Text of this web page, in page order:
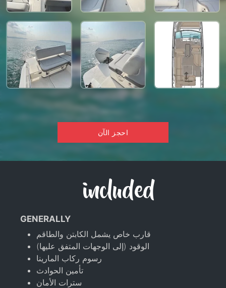
احجز الآن
included
GENERALLY
قارب خاص يشمل الكابتن والطاقم
الوقود (إلى الوجهات المتفق عليها)
رسوم ركاب المارينا
تأمين الحوادث
سترات الأمان